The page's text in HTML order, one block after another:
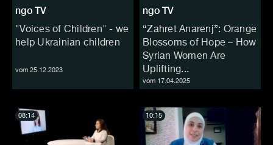
ngo TV
"Voices of Children" - we
help Ukrainian children
vom 25.12.2023
ngo TV
“Zahret Anarenj”: Orange
Blossoms of Hope – How
Syrian Women Are
Uplifting...
vom 17.04.2025
08:14 10:15